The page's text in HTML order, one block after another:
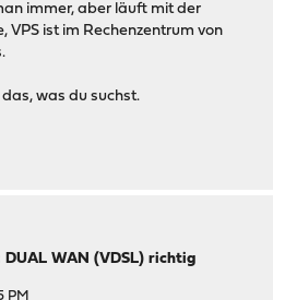
immer, aber läuft mit der
VPS ist im Rechenzentrum von
was du suchst.
DUAL WAN (VDSL) richtig
PM